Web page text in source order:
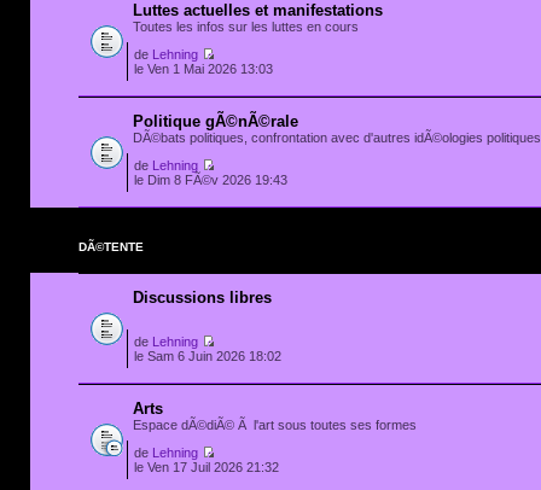
Luttes actuelles et manifestations
Toutes les infos sur les luttes en cours
de
Lehning
le Ven 1 Mai 2026 13:03
Politique gÃ©nÃ©rale
DÃ©bats politiques, confrontation avec d'autres idÃ©ologies
de
Lehning
le Dim 8 FÃ©v 2026 19:43
DÃ©TENTE
Discussions libres
de
Lehning
le Sam 6 Juin 2026 18:02
Arts
Espace dÃ©diÃ© Ã l'art sous toutes ses formes
de
Lehning
le Ven 17 Juil 2026 21:32